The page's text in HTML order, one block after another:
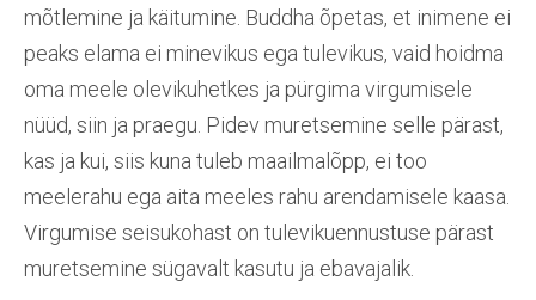
mõtlemine ja käitumine. Buddha õpetas, et inimene ei
peaks elama ei minevikus ega tulevikus, vaid hoidma
oma meele olevikuhetkes ja pürgima virgumisele
nüüd, siin ja praegu. Pidev muretsemine selle pärast,
kas ja kui, siis kuna tuleb maailmalõpp, ei too
meelerahu ega aita meeles rahu arendamisele kaasa.
Virgumise seisukohast on tulevikuennustuse pärast
muretsemine sügavalt kasutu ja ebavajalik.